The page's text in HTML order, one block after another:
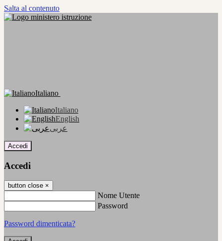
Salta al contenuto
Italiano
Italiano
English
عربى
Accedi
Accedi
button close ×
Nome Utente
Password
Password dimenticata?